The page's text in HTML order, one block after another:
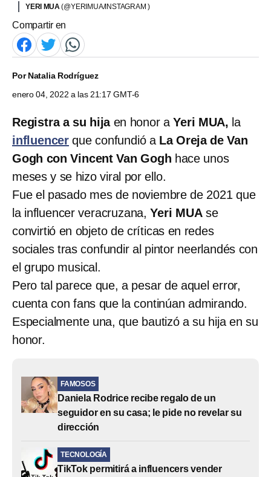
YERI MUA(@YERIMUA/INSTAGRAM )
Compartir en
PorNatalia Rodríguez
enero 04, 2022 a las 21:17 GMT-6
Registra a su hija en honor aYeri MUA, la
influencer que confundió a La Oreja de Van
Gogh con Vincent Van Gogh hace unos
meses y se hizo viral por ello.
Fue el pasado mes de noviembre de 2021 que
la influencer veracruzana, Yeri MUAse
convirtió en objeto de críticas en redes
sociales tras confundir al pintor neerlandés con
el grupo musical.
Pero tal parece que, a pesar de aquel error,
cuenta con fans que la continúan admirando.
Especialmente una, que bautizó a su hija en su
honor.
FAMOSOS
Daniela Rodrice recibe regalo de un
seguidor en su casa; le pide no revelar su
dirección
TECNOLOGÍA
TikTok permitirá a influencers vender